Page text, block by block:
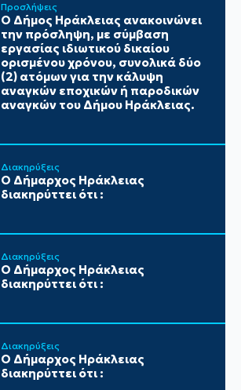
Προσλήψεις
Ο Δήμος Ηράκλειας ανακοινώνει
την πρόσληψη, με σύμβαση
εργασίας ιδιωτικού δικαίου
ορισμένου χρόνου, συνολικά δύο
(2) ατόμων για την κάλυψη
αναγκών εποχικών ή παροδικών
αναγκών του Δήμου Ηράκλειας.
Διακηρύξεις
Ο Δήμαρχος Ηράκλειας
διακηρύττει ότι :
Διακηρύξεις
Ο Δήμαρχος Ηράκλειας
διακηρύττει ότι :
Διακηρύξεις
Ο Δήμαρχος Ηράκλειας
διακηρύττει ότι :